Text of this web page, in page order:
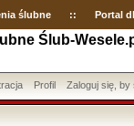
ślubne :: Portal
Ślub-
Profil Zaloguj się, by